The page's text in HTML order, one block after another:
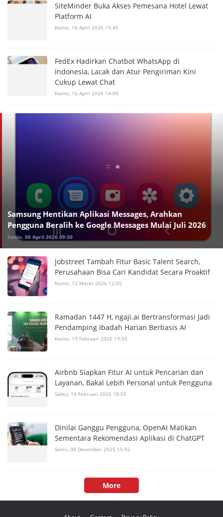
SiteMinder Buka Akses Pemesana Hotel Lewat
Platform AI
Kamis, 16 April 2026 15:45
FedEx Hadirkan Chatbot WhatsApp di
Indonesia, Lacak dan Atur Pengiriman Kini
Cukup Lewat Chat
Kamis, 16 April 2026 14:00
Samsung Hentikan Aplikasi Messages, Arahkan
Pengguna Beralih ke Google Messages Mulai Juli 2026
Senin, 06 April 2026 09:30
Jobstreet Tambah Fitur Basic Talent Search,
Perusahaan Bisa Cari Kandidat Secara Proaktif
Kamis, 12 Maret 2026 12:05
Ramadan 1447 H, ngaji.ai Bertransformasi Jadi
Pendamping Ibadah Harian Berbasis AI
Kamis, 19 Februari 2026 19:05
Airbnb Siapkan Fitur AI untuk Pencarian dan
Layanan, Bakal Lebih Personal untuk Pengguna
Sabtu, 14 Februari 2026 18:05
Dinilai Ganggu Pengguna, OpenAI Matikan
Sementara Rekomendasi Aplikasi di ChatGPT
Senin, 08 Desember 2025 15:02
More